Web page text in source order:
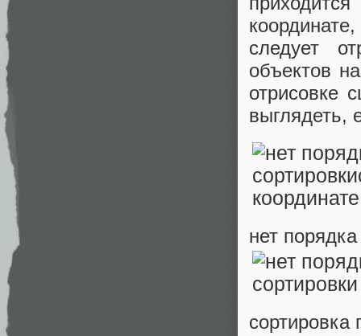
следует
объектов
отрисовке
выглядеть,
нет
сортировка